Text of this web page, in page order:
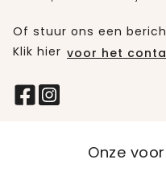
Of stuur ons een
Klik hier voor het
Onze